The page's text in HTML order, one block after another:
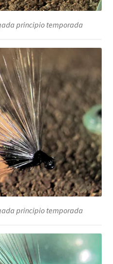
principio temporada
principio temporada